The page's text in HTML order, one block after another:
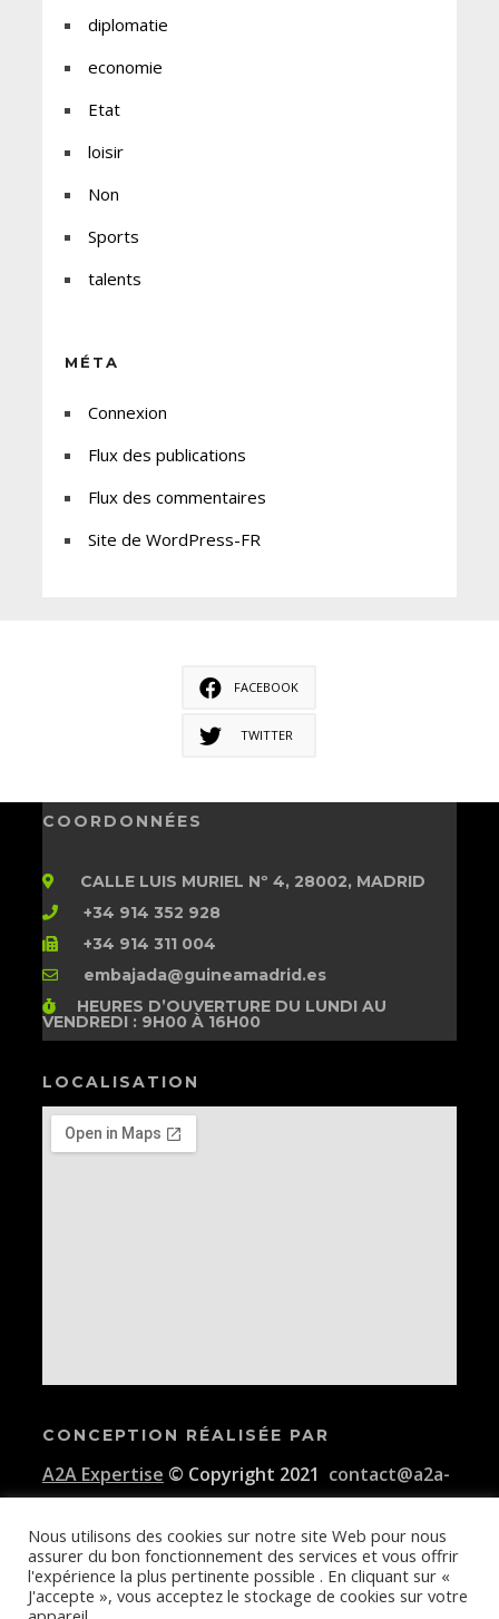
diplomatie
economie
Etat
loisir
Non
Sports
talents
MÉTA
Connexion
Flux des publications
Flux des commentaires
Site de WordPress-FR
FACEBOOK
TWITTER
COORDONNÉES
CALLE LUIS MURIEL Nº 4, 28002, MADRID
+34 914 352 928
+34 914 311 004
embajada@guineamadrid.es
HEURES D’OUVERTUREDU LUNDI AU
VENDREDI : 9H00 À 16H00
LOCALISATION
CONCEPTION RÉALISÉE PAR
A2A Expertise © Copyright 2021 contact@a2a-
expertise.com
Conditions générales d'utilisation de la plateforme E-KAIDI
Nous utilisons des cookies sur notre site Web pour nous
assurer du bon fonctionnement des services et vous offrir
l'expérience la plus pertinente possible . En cliquant sur «
J'accepte », vous acceptez le stockage de cookies sur votre